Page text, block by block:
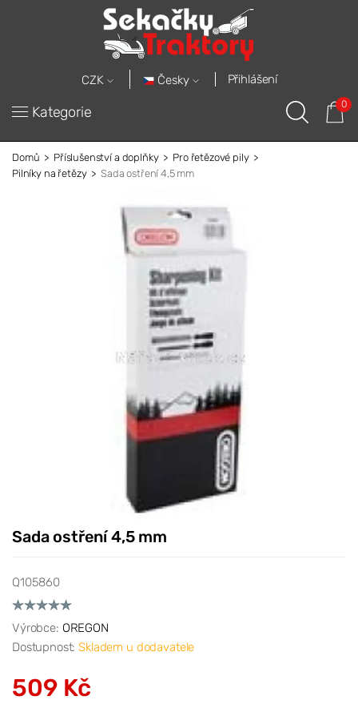
CZK Česky Přihlášení
Kategorie 0
Domů Příslušenství a doplňky
Pro řetězové pily
Pilníky na řetězy
Sada ostření 4,5 mm
Sada ostření 4,5 mm
Q105860
Výrobce: OREGON
Dostupnost:Skladem u dodavatele
509 Kč